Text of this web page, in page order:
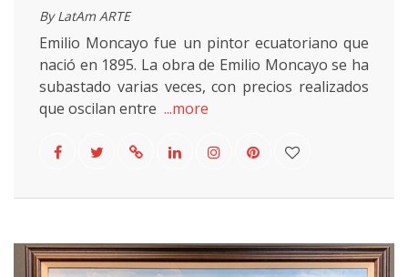
By LatAm ARTE
Emilio Moncayo fue un pintor ecuatoriano que
nació en 1895. La obra de Emilio Moncayo se ha
subastado varias veces, con precios realizados
que oscilan entre ...more